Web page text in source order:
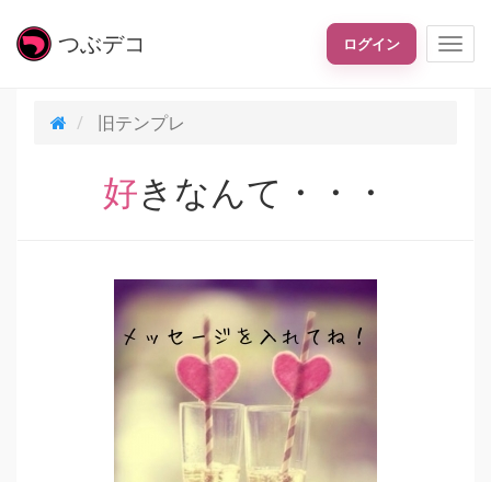
つぶデコ ログイン
旧テンプレ
好きなんて・・・